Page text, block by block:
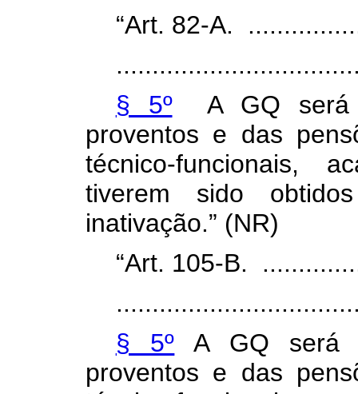
“Art. 82-A.
§ 5ºA GQ será
proventos e das
técnico-funcionais,
tiverem sido
inativação.” (NR)
“Art. 105-B.
§ 5º A GQ será
proventos e das